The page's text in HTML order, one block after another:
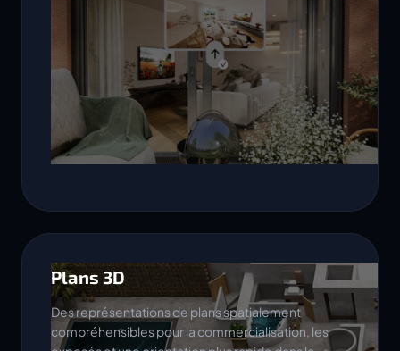
Plans 3D
Des représentations de plans spatialement
compréhensibles pour la commercialisation, les